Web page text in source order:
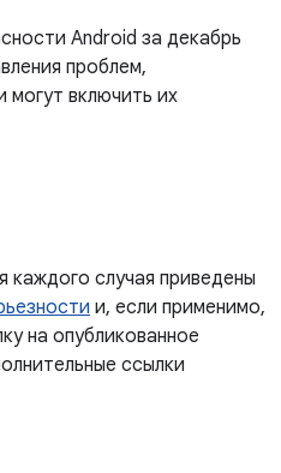
Android за декабрь
проблем,
могут включить их
каждого случая приведены
и, если применимо,
на опубликованное
ссылки